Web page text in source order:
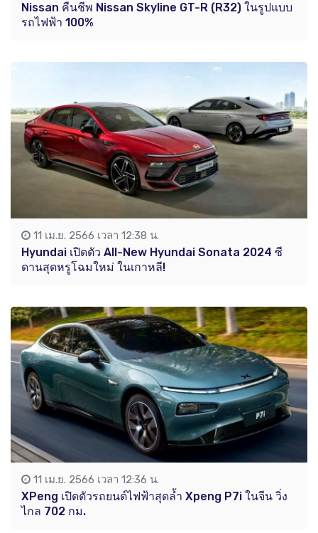
Nissan คืนชีพ Nissan Skyline GT-R (R32) ในรูปแบบ
รถไฟฟ้า 100%
11 เม.ย. 2566 เวลา 12:38 น.
Hyundai เปิดตัว All-New Hyundai Sonata 2024 ซี
ดานสุดหรูโฉมใหม่ ในเกาหลี!
11 เม.ย. 2566 เวลา 12:36 น.
XPeng เปิดตัวรถยนต์ไฟฟ้าสุดล้ำ Xpeng P7i ในจีน วิ่ง
ไกล 702 กม.